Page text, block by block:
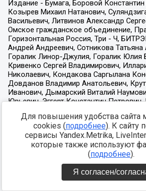
Для повышения удобства сайта
cookies (подробнее). К сайту
сервисы Yandex.Metrika,
которые также используют
(подробнее).
Я согласен/